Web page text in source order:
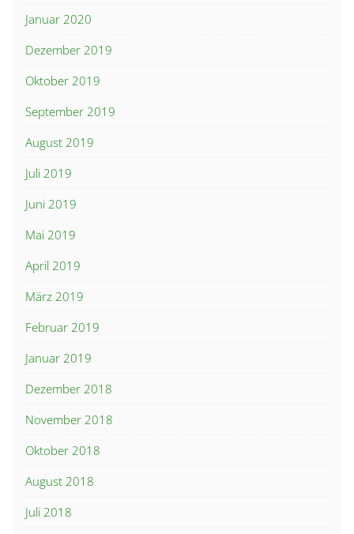
Januar 2020
Dezember 2019
Oktober 2019
September 2019
August 2019
Juli 2019
Juni 2019
Mai 2019
April 2019
März 2019
Februar 2019
Januar 2019
Dezember 2018
November 2018
Oktober 2018
August 2018
Juli 2018